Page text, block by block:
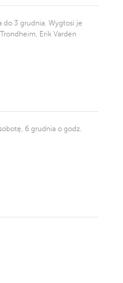
do 3 grudnia. Wygłosi je
Erik Varden
6 grudnia o godz.